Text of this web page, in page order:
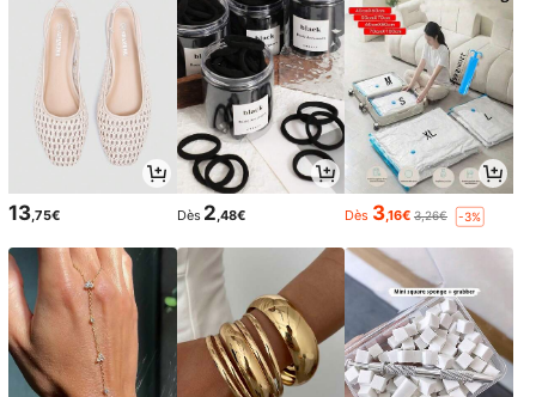
13,75€ Dès 2,48€ Dès 3,16€ 3,26€ -3%